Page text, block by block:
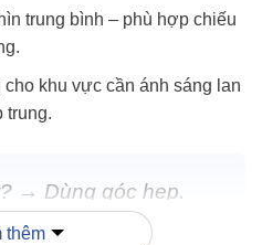
trung bình – phù hợp chiếu
cho khu vực cần ánh sáng lan
trung.
→ Dùng góc hẹp.
vùng rộng nhưng vẫn
thêm